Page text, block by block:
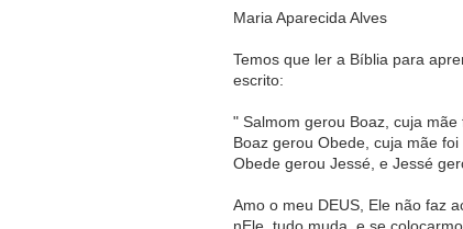
Maria Aparecida Alves
Temos que ler a Bíblia para
escrito:
" Salmom gerou Boaz, cuja mãe
Boaz gerou Obede, cuja mãe foi
Obede gerou Jessé, e Jessé
Amo o meu DEUS, Ele não faz